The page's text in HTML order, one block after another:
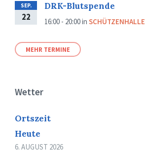
SEP.
22
DRK-Blutspende
16:00 - 20:00in SCHÜTZENHALLE
MEHR TERMINE
Wetter
Ortszeit
Heute
6. AUGUST 2026